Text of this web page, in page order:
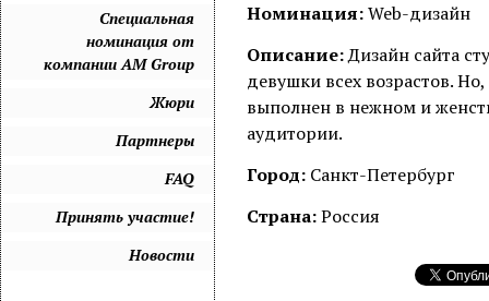
Номинация:Web-дизайн
Описание:Дизайн сайта
девушки всех возрастов.
выполнен в нежном и
аудитории.
Город: Санкт-Петербург
Страна:Россия
Специальная
номинация от
компании AM Group
Жюри
Партнеры
FAQ
Принять участие!
Новости